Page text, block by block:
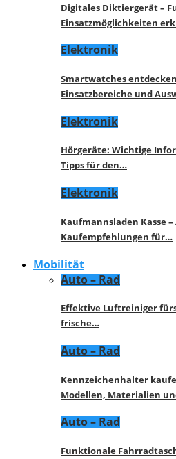
Digitales Diktiergerät –
Einsatzmöglichkeiten
Elektronik
Smartwatches
Einsatzbereiche und
Elektronik
Hörgeräte: Wichtige
Tipps für den…
Elektronik
Kaufmannsladen Kasse
Kaufempfehlungen für…
Mobilität
Auto – Rad
Effektive Luftreiniger
frische…
Auto – Rad
Kennzeichenhalter
Modellen, Materialien
Auto – Rad
Funktionale